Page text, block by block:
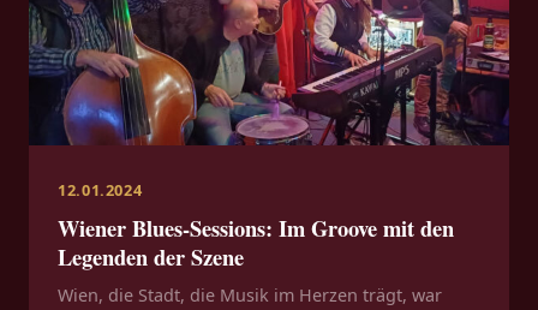
12.01.2024
Wiener Blues-Sessions: Im Groove mit den
Legenden der Szene
Wien, die Stadt, die Musik im Herzen trägt, war